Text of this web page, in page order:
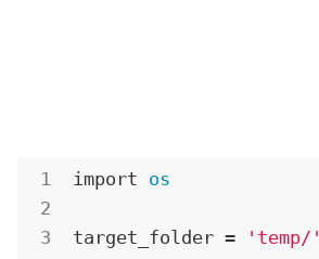
import os
target_folder = 'temp/'